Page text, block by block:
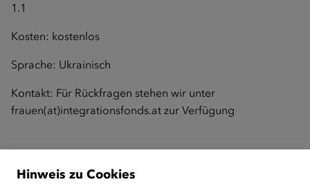
1.1
Kosten: kostenlos
Sprache: Ukrainisch
Kontakt: Für Rückfragen stehen wir unter
frauen(at)integrationsfonds.at zur Verfügung
Hinweis zu Cookies